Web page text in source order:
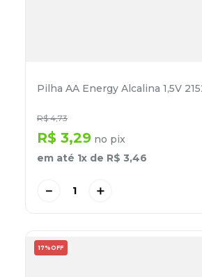
Pilha AA Energy Alcalina 1,5V
R$ 4,73
R$ 3,29 no pix
em até 1x de R$ 3,46
＋
－
17% OFF